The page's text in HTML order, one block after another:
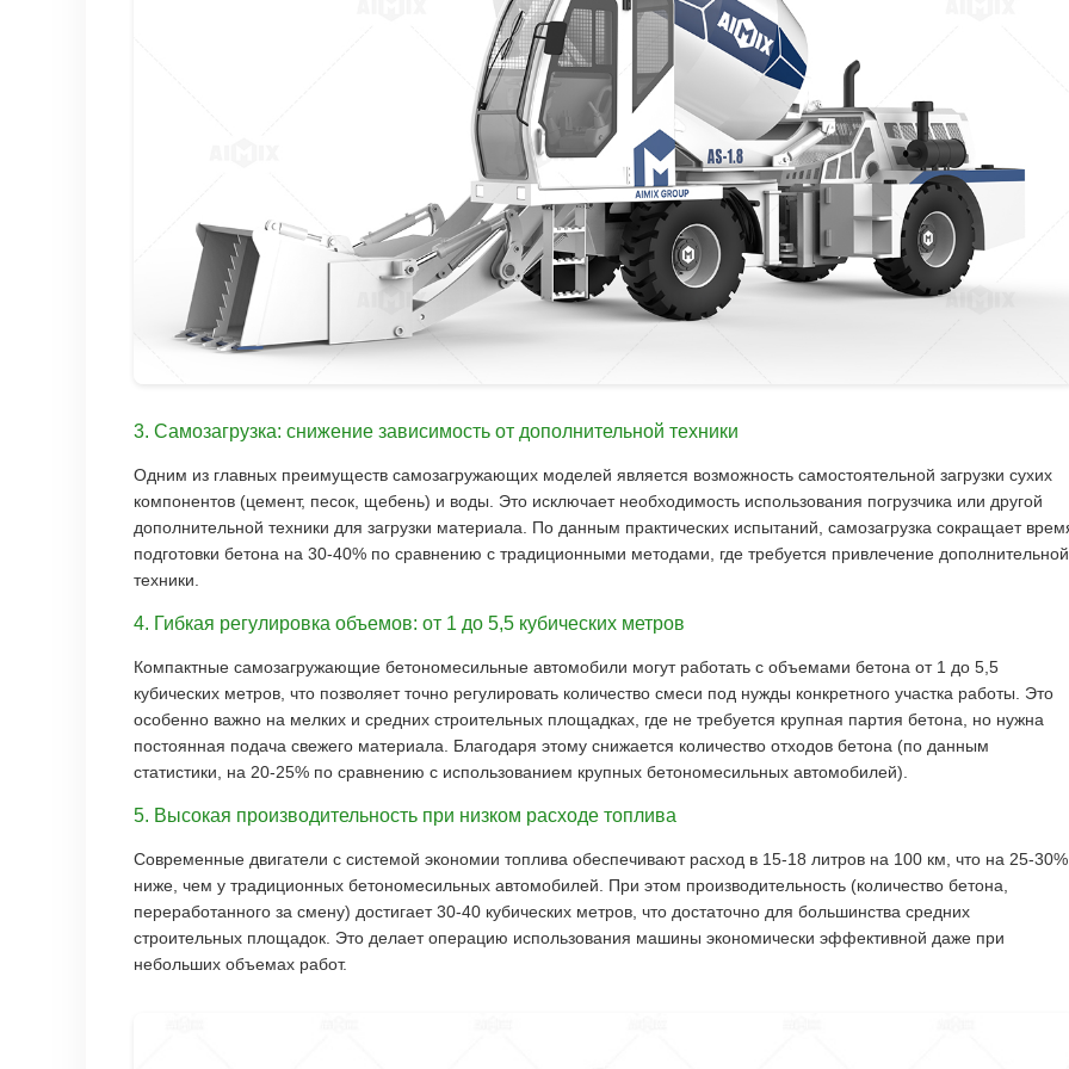
3. Самозагрузка: снижение зависимость от дополнительной техники
Одним из главных преимуществ самозагружающих моделей является возможность самостоятельной загрузки сухих
компонентов (цемент, песок, щебень) и воды. Это исключает необходимость использования погрузчика или другой
дополнительной техники для загрузки материала. По данным практических испытаний, самозагрузка сокращает
подготовки бетона на 30-40% по сравнению с традиционными методами, где требуется привлечение дополнительной
техники.
4. Гибкая регулировка объемов: от 1 до 5,5 кубических метров
Компактные самозагружающие бетономесильные автомобили могут работать с объемами бетона от 1 до 5,5
кубических метров, что позволяет точно регулировать количество смеси под нужды конкретного участка работы. Это
особенно важно на мелких и средних строительных площадках, где не требуется крупная партия бетона, но нужна
постоянная подача свежего материала. Благодаря этому снижается количество отходов бетона (по данным
статистики, на 20-25% по сравнению с использованием крупных бетономесильных автомобилей).
5. Высокая производительность при низком расходе топлива
Современные двигатели с системой экономии топлива обеспечивают расход в 15-18 литров на 100 км, что на 25-30%
ниже, чем у традиционных бетономесильных автомобилей. При этом производительность (количество бетона,
переработанного за смену) достигает 30-40 кубических метров, что достаточно для большинства средних
строительных площадок. Это делает операцию использования машины экономически эффективной даже при
небольших объемах работ.